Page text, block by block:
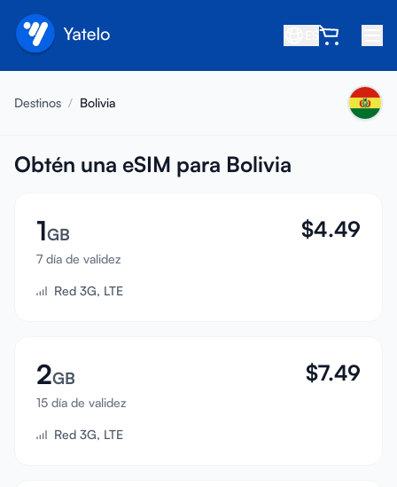
Nosotros
Invita a un amigo
Conviértete en afiliado
Centro de ayuda
Soporte
Compatibilidad de dispositivos
Iniciar sesión
Destinos / Bolivia
Obtén una eSIM para Bolivia
1GB
7 día de validez
$4.49
Red 3G, LTE
2GB
15 día de validez
$7.49
Red 3G, LTE